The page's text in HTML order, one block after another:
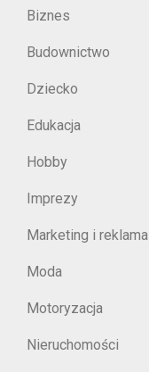
Biznes
Budownictwo
Dziecko
Edukacja
Hobby
Imprezy
Marketing i reklama
Moda
Motoryzacja
Nieruchomości